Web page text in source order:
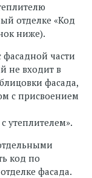
отделке «Код
ниже).
фасадной части
не входит в
фасада,
с присвоением
утеплителем».
код по
фасада.